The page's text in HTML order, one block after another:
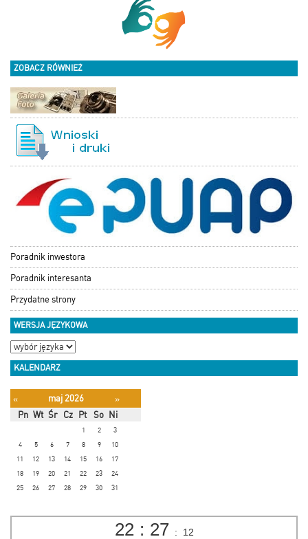
ZOBACZ RÓWNIEŻ
Poradnik inwestora
Poradnik interesanta
Przydatne strony
WERSJA JĘZYKOWA
KALENDARZ
« maj 2026
»
Pn Wt Śr Cz Pt So Ni
1 2
3
4
5 6 7 8 9
10
11
12 13 14 15 16
17
18
19 20 21 22 23
24
25
26 27 28 29 30 31
22 : 27 : 12